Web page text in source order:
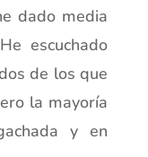
dado media
escuchado
de los que
la mayoría
y en